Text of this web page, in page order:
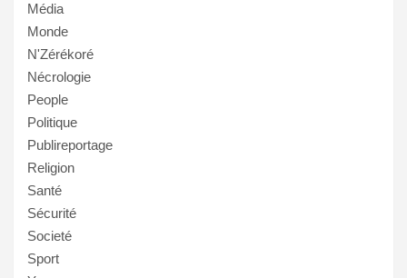
Média
Monde
N'Zérékoré
Nécrologie
People
Politique
Publireportage
Religion
Santé
Sécurité
Societé
Sport